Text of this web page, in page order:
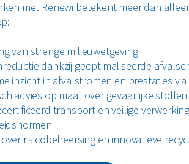
met Renewi betekent meer dan
van strenge milieuwetgeving
dankzij geoptimaliseerde
inzicht in afvalstromen en prestaties via
advies op maat over gevaarlijke
transport en veilige
over risicobeheersing en innovatieve